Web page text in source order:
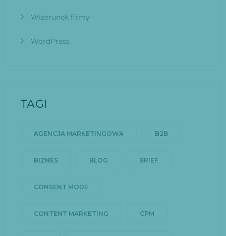
Wizerunek firmy
WordPress
TAGI
AGENCJA MARKETINGOWA B2B
BIZNES BLOG BRIEF
CONSENT MODE
CONTENT MARKETING CPM